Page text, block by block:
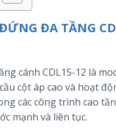
ĐA TẦNG
cánh CDL15-12 là
cột áp cao và hoạt
các công trình cao
mạnh và liên tục.